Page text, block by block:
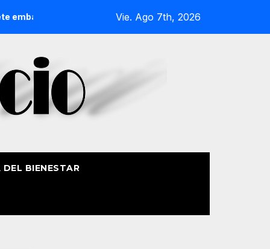
El Mercado de San Lorenzo de Getxo reunirá a
Vie. Ago 7th, 2026
DEL BIENESTAR